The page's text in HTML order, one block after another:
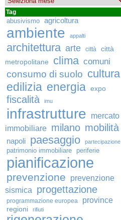
Tag
abusivismo agricoltura
ambiente appalti
architettura arte città
città
metropolitane
clima comuni
consumo di suolo cultura
edilizia energia expo
fiscalità imu
infrastrutture
mercato
immobiliare milano mobilità
napoli paesaggio partecipazione
patrimonio immobiliare periferie
pianificazione
prevenzione
prevenzione
sismica
progettazione
programmazione europea province
regioni rifiuti